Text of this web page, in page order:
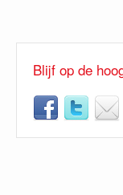
Blijf op de